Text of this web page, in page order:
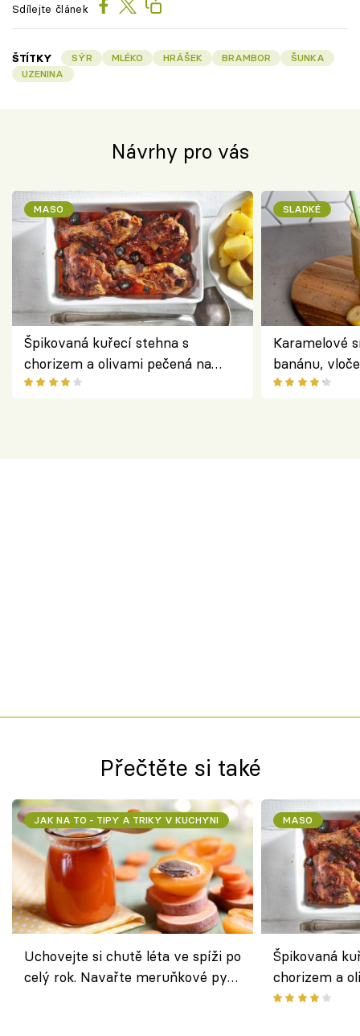
Sdílejte článek
ŠTÍTKY SÝR MLÉKO HRÁŠEK BRAMBOR
ŠUNKA
UZENINA
Návrhy pro vás
MASO
Špikovaná kuřecí stehna s
chorizem a olivami pečená na
letní zelenině – šťavnaté maso s
SLADKÉ
Karamelové
banánu,
snídaně do
Přečtěte si také
JAK NA TO - TIPY A TRIKY V KUCHYNI
Uchovejte si chutě léta ve spíži po
celý rok. Navařte meruňkové pyré
MASO
Špikovaná
chorizem a
letní